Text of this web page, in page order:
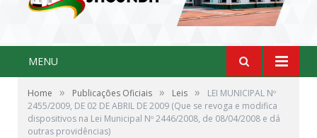
MENU
Home » Publicações Oficiais » Leis »
LEI MUNICIPAL Nº
2455/2009, DE 02 DE ABRIL DE 2009 (Que se revoga e modifica
dispositivos na Lei Municipal Nº 2446/2008, de 08/04/2008 e dá
outras providências)